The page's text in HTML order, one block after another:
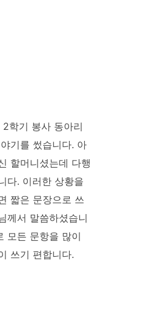
학기 봉사 동아리
기를 썼습니다. 아
할머니셨는데 다행
다. 이러한 상황을
짧은 문장으로 쓰
께서 말씀하셨습니
모든 문항을 많이
쓰기 편합니다.